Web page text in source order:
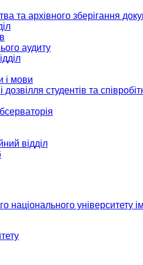
та архівного зберігання
аудиту
і мови
дозвілля студентів та
відділ